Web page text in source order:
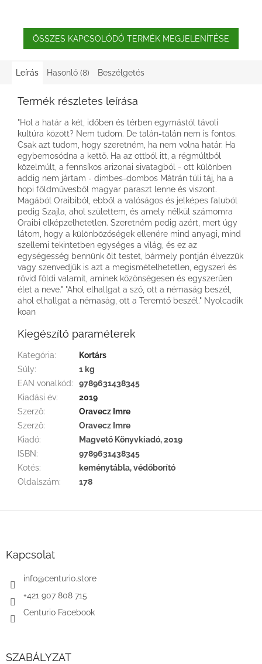
ÖSSZES KAPCSOLÓDÓ TERMÉK MEGJELENÍTÉSE
Leírás Hasonló (8) Beszélgetés
Termék részletes leírása
"Hol a határ a két, időben és térben egymástól távoli
kultúra között? Nem tudom. De talán-talán nem is fontos.
Csak azt tudom, hogy szeretném, ha nem volna határ. Ha
egybemosódna a kettő. Ha az ottból itt, a régmúltból
közelmúlt, a fennsíkos arizonai sivatagból - ott különben
addig nem jártam - dimbes-dombos Mátrán túli táj, ha a
hopi földművesből magyar paraszt lenne és viszont.
Magából Oraibiból, ebből a valóságos és jelképes faluból
pedig Szajla, ahol születtem, és amely nélkül számomra
Oraibi elképzelhetetlen. Szeretném pedig azért, mert úgy
látom, hogy a különbözőségek ellenére mind anyagi, mind
szellemi tekintetben egységes a világ, és ez az
egységesség bennünk ölt testet, bármely pontján élvezzük
vagy szenvedjük is azt a megismételhetetlen, egyszeri és
rövid földi valamit, aminek közönségesen és egyszerűen
élet a neve." "Ahol elhallgat a szó, ott a némaság beszél,
ahol elhallgat a némaság, ott a Teremtő beszél." Nyolcadik
koan
Kiegészítő paraméterek
Kategória:
Kortárs
Súly:
1 kg
EAN vonalkód:
9789631438345
Kiadási év:
2019
Szerző:
Oravecz Imre
Szerző:
Oravecz Imre
Kiadó:
Magvető Könyvkiadó, 2019
ISBN:
9789631438345
Kötés:
keménytábla, védőborító
Oldalszám: 178
Kapcsolat
info@centurio.store
+421 907 808 715
Centurio Facebook
SZABÁLYZAT